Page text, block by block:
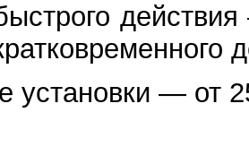
установки — от